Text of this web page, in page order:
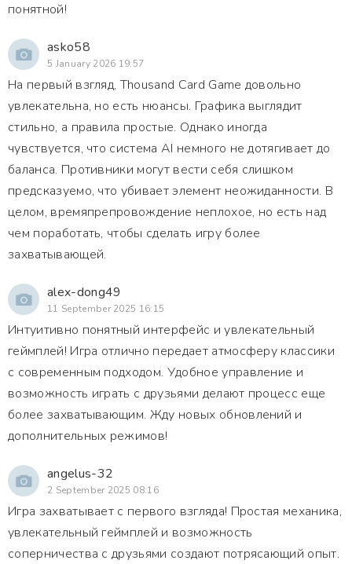
понятной!
asko58
5 January 2026 19:57
На первый взгляд, Thousand Card Game довольно
увлекательна, но есть нюансы. Графика выглядит
стильно, а правила простые. Однако иногда
чувствуется, что система AI немного не дотягивает до
баланса. Противники могут вести себя слишком
предсказуемо, что убивает элемент неожиданности. В
целом, времяпрепровождение неплохое, но есть над
чем поработать, чтобы сделать игру более
захватывающей.
alex-dong49
11 September 2025 16:15
Интуитивно понятный интерфейс и увлекательный
геймплей! Игра отлично передает атмосферу классики
с современным подходом. Удобное управление и
возможность играть с друзьями делают процесс еще
более захватывающим. Жду новых обновлений и
дополнительных режимов!
angelus-32
2 September 2025 08:16
Игра захватывает с первого взгляда! Простая механика,
увлекательный геймплей и возможность
соперничества с друзьями создают потрясающий опыт.